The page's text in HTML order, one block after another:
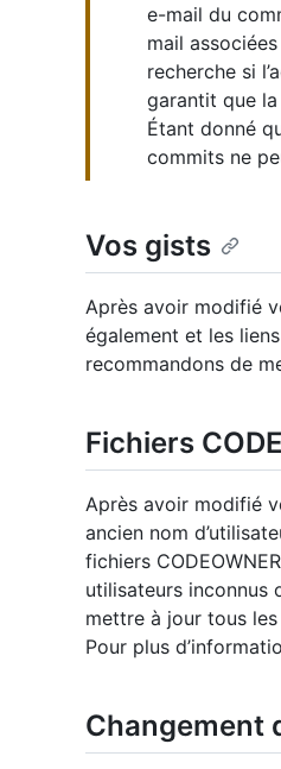
e-mail du
mail
recherche si
garantit que
Étant donné
commits ne
Vos gists
Après avoir modifié
également et les
recommandons de
Fichiers
Après avoir modifié
ancien nom
fichiers
utilisateurs inconnus
mettre à jour tous les
Pour plus
Changement